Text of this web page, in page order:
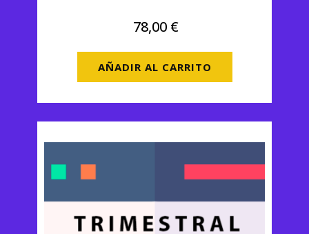
78,00 €
AÑADIR AL CARRITO